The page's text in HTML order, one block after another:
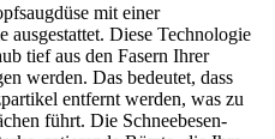
mit einer
Diese Technologie
tief aus den Fasern Ihrer
werden. Das bedeutet, dass
entfernt werden, was zu
führt. Die Schneebesen-